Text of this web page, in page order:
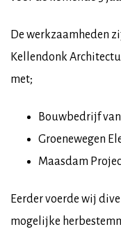
De werkzaamheden
Kellendonk
met;
Bouwbedrijf
Groenewegen
Maasdam
Eerder voerde wij
mogelijke